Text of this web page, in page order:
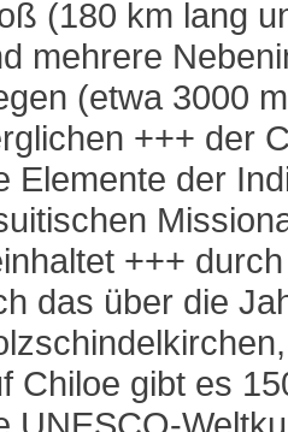
(180 km lang
mehrere
(etwa 3000
+++ der
Elemente der
+++
das über die
Chiloe gibt es